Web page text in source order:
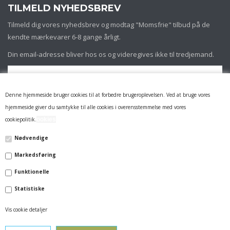
Denne hjemmeside bruger cookies til at forbedre brugeroplevelsen. Ved at bruge vores
hjemmeside giver du samtykke til alle cookies i overensstemmelse med vores
cookiepolitik.
Nødvendige
Markedsføring
Funktionelle
Statistiske
Vis cookie detaljer
TILMELD NYHEDSBREV
Tilmeld dig vores nyhedsbrev og modtag "Momsfrie" tilbud på de
kendte mærkevarer 6-8 gange årligt.
Din email-adresse bliver hos os og videregives ikke til tredjemand.
INFORMATION
LEVERING